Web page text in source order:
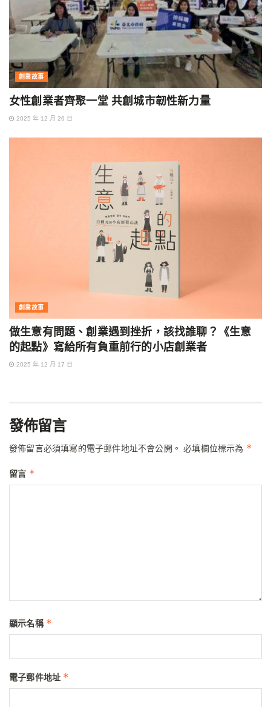
創業故事
女性創業者齊聚一堂 共創城市韌性新力量
2025 年 12 月 26 日
創業故事
做生意有問題、創業遇到挫折，該找誰聊？《生意
的起點》寫給所有負重前行的小店創業者
2025 年 12 月 17 日
發佈留言
發佈留言必須填寫的電子郵件地址不會公開。 必填欄位標示為 *
留言 *
顯示名稱 *
電子郵件地址 *